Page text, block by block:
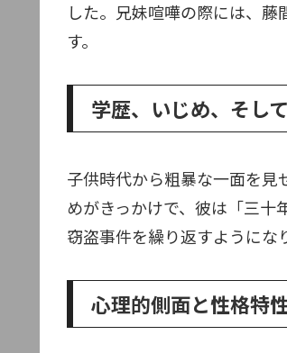
した。兄妹喧嘩の際には、
す。
学歴、いじめ、そし
子供時代から粗暴な一面を見
めがきっかけで、彼は「三十
窃盗事件を繰り返すようにな
心理的側面と性格特